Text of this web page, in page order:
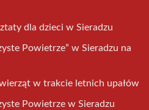
dla dzieci w Sieradzu
Powietrze” w Sieradzu na
w trakcie letnich upałów
Powietrze w Sieradzu